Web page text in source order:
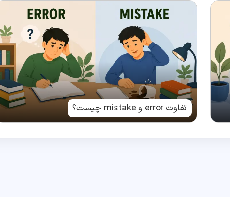
تفاوت error و mistake چیست؟